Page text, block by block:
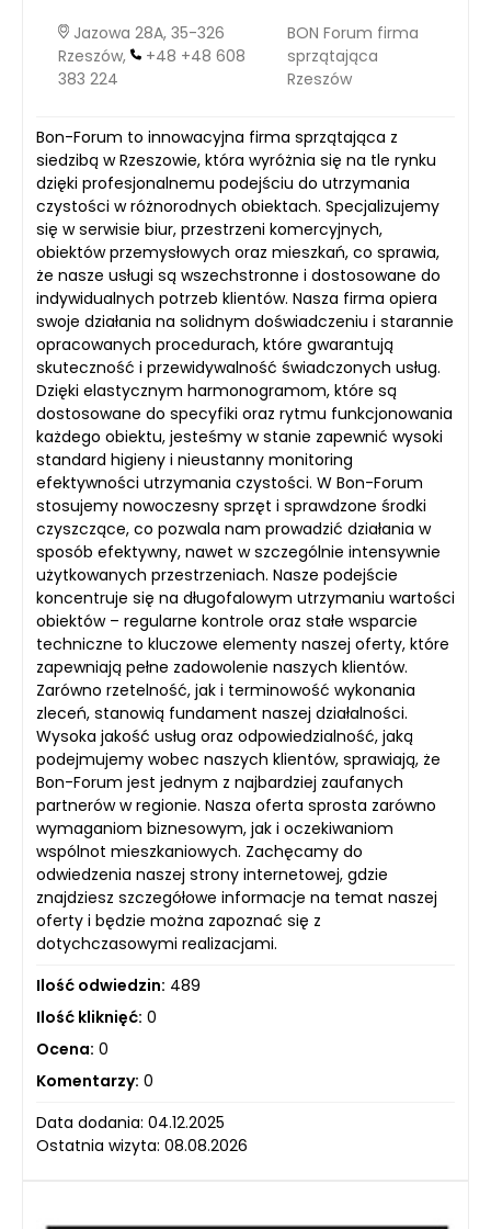
Jazowa 28A, 35-326
Rzeszów,
+48 +48 608
383 224
BON Forum firma
sprzątająca
Rzeszów
Bon-Forum to innowacyjna firma sprzątająca z
siedzibą w Rzeszowie, która wyróżnia się na tle rynku
dzięki profesjonalnemu podejściu do utrzymania
czystości w różnorodnych obiektach. Specjalizujemy
się w serwisie biur, przestrzeni komercyjnych,
obiektów przemysłowych oraz mieszkań, co sprawia,
że nasze usługi są wszechstronne i dostosowane do
indywidualnych potrzeb klientów. Nasza firma opiera
swoje działania na solidnym doświadczeniu i starannie
opracowanych procedurach, które gwarantują
skuteczność i przewidywalność świadczonych usług.
Dzięki elastycznym harmonogramom, które są
dostosowane do specyfiki oraz rytmu funkcjonowania
każdego obiektu, jesteśmy w stanie zapewnić wysoki
standard higieny i nieustanny monitoring
efektywności utrzymania czystości. W Bon-Forum
stosujemy nowoczesny sprzęt i sprawdzone środki
czyszczące, co pozwala nam prowadzić działania w
sposób efektywny, nawet w szczególnie intensywnie
użytkowanych przestrzeniach. Nasze podejście
koncentruje się na długofalowym utrzymaniu wartości
obiektów – regularne kontrole oraz stałe wsparcie
techniczne to kluczowe elementy naszej oferty, które
zapewniają pełne zadowolenie naszych klientów.
Zarówno rzetelność, jak i terminowość wykonania
zleceń, stanowią fundament naszej działalności.
Wysoka jakość usług oraz odpowiedzialność, jaką
podejmujemy wobec naszych klientów, sprawiają, że
Bon-Forum jest jednym z najbardziej zaufanych
partnerów w regionie. Nasza oferta sprosta zarówno
wymaganiom biznesowym, jak i oczekiwaniom
wspólnot mieszkaniowych. Zachęcamy do
odwiedzenia naszej strony internetowej, gdzie
znajdziesz szczegółowe informacje na temat naszej
oferty i będzie można zapoznać się z
dotychczasowymi realizacjami.
Ilość odwiedzin: 489
Ilość kliknięć: 0
Ocena: 0
Komentarzy: 0
Data dodania: 04.12.2025
Ostatnia wizyta: 08.08.2026